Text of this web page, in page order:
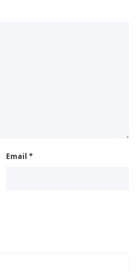
Email *